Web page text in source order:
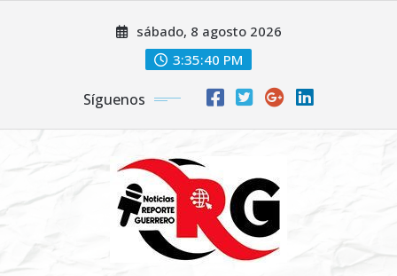
sábado, 8 agosto 2026
3:35:41 PM
Síguenos